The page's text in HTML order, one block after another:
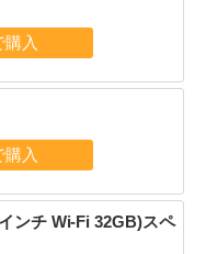
ンチ Wi-Fi 32GB)スペ